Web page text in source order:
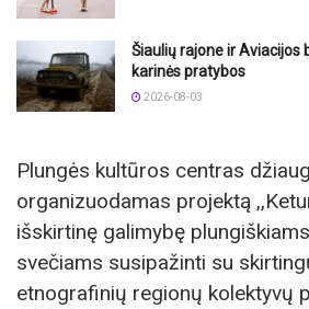
Šiaulių rajone ir Aviacijos
karinės pratybos
2026-08-03
Plungės kultūros centras
organizuodamas projektą
išskirtinę galimybę
svečiams susipažinti su
etnografinių regionų kolektyvų